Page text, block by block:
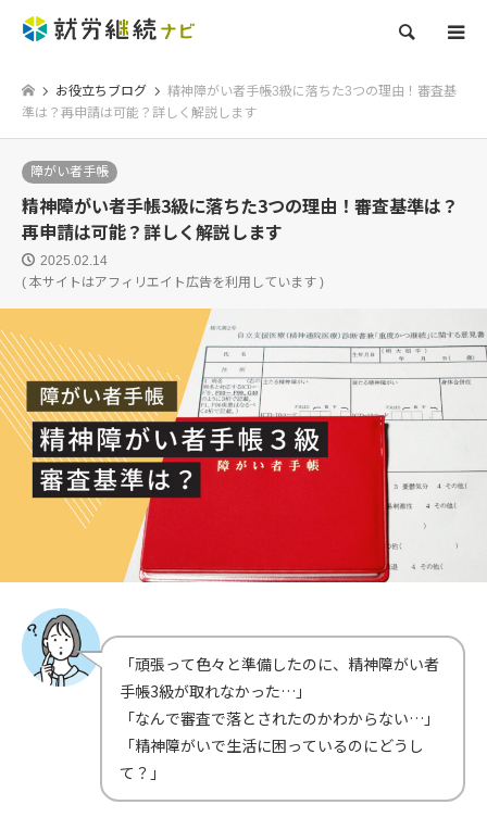
検索
お役立ちブログ
精神障がい者手帳3級に落ちた3つの理由！審査基
準は？再申請は可能？詳しく解説します
障がい者手帳
精神障がい者手帳3級に落ちた3つの理由！審査基準は？
再申請は可能？詳しく解説します
2025.02.14
「頑張って色々と準備したのに、精神障がい者
手帳3級が取れなかった…」
「なんで審査で落とされたのかわからない…」
「精神障がいで生活に困っているのにどうし
て？」